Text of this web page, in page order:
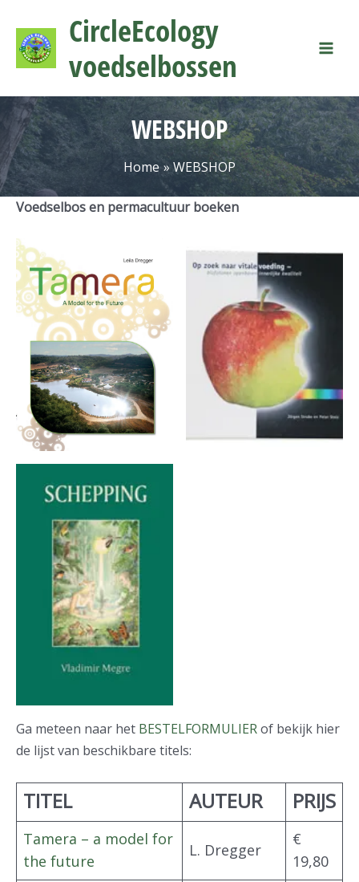
naar
CircleEcology
voedselbossen
WEBSHOP
Home WEBSHOP
Voedselbos en permacultuur boeken
Ga meteen naar het BESTELFORMULIERof bekijk hier
de lijst van beschikbare titels:
TITEL AUTEUR PRIJS
Tamera – a model for
the future
L. Dregger
€
19,80